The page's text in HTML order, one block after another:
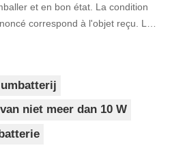
et en bon état. La condition
correspond à l'objet reçu. Le
niet meer dan 10 W